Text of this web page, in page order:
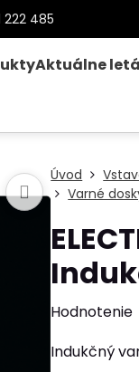
222 485
Aktuálne
Úvod
Varné
Hodnotenie
Indukčný